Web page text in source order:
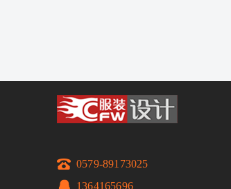
0579-89173025
1364165696